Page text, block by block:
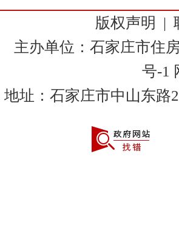
版权声明 |
主办单位：石家庄市住
号-1
地址：石家庄市中山东路